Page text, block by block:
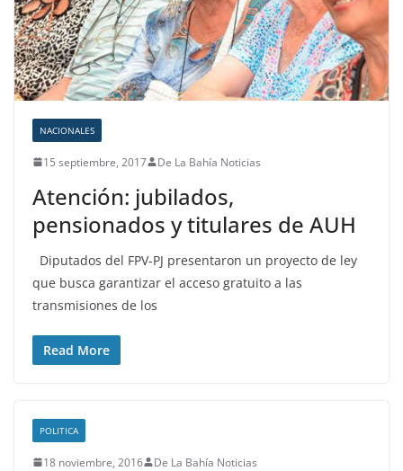
NACIONALES
15 septiembre, 2017 De La Bahía Noticias
Atención: jubilados,
pensionados y titulares de AUH
Diputados del FPV-PJ presentaron un proyecto de ley
que busca garantizar el acceso gratuito a las
transmisiones de los
Read More
POLITICA
18 noviembre, 2016 De La Bahía Noticias